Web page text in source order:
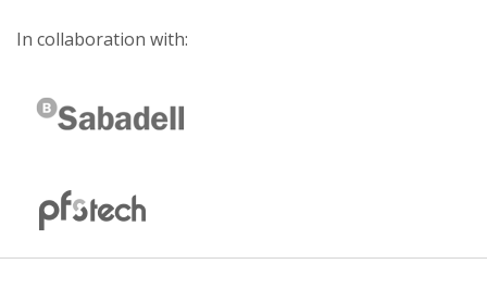
In collaboration with: